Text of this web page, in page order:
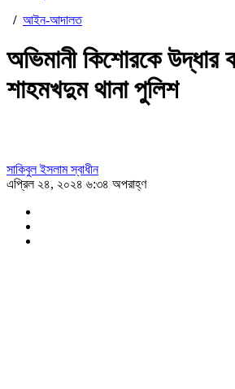
/ আইন-আদালত
অভিমানী কিশোরকে উদ্ধার
শাহমখদুম থানা পুলিশ
সাকিবুল ইসলাম স্বাধীন
এপ্রিল ২৪, ২০২৪ ৬:৩৪ অপরাহ্ণ